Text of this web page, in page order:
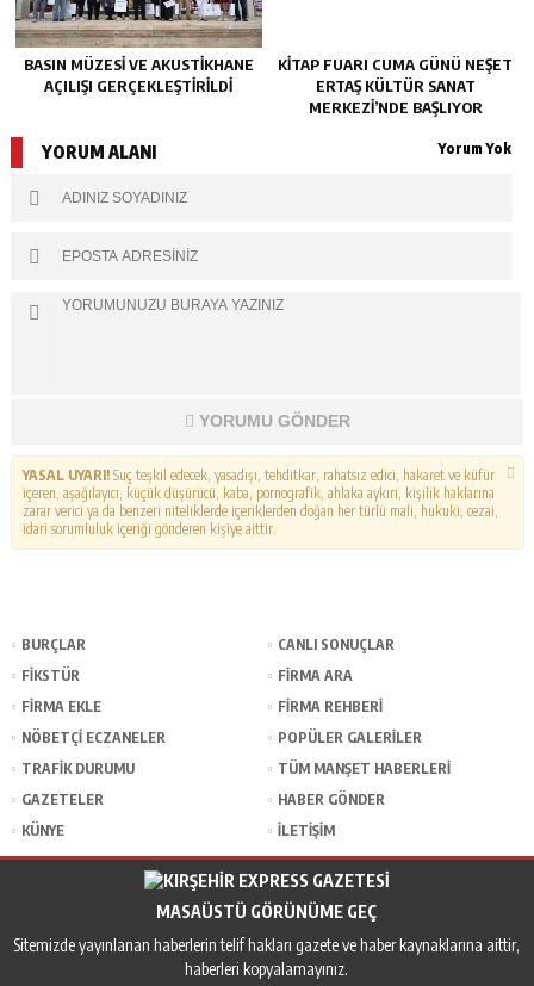
BASIN MÜZESİ VE AKUSTİKHANE
AÇILIŞI GERÇEKLEŞTİRİLDİ
KİTAP FUARI CUMA GÜNÜ NEŞET
ERTAŞ KÜLTÜR SANAT
MERKEZİ’NDE BAŞLIYOR
YORUM ALANI Yorum Yok
YORUMU GÖNDER
YASAL UYARI!Suç teşkil edecek, yasadışı, tehditkar, rahatsız edici, hakaret ve küfür
içeren, aşağılayıcı, küçük düşürücü, kaba, pornografik, ahlaka aykırı, kişilik haklarına
zarar verici ya da benzeri niteliklerde içeriklerden doğan her türlü mali, hukuki, cezai,
idari sorumluluk içeriği gönderen kişiye aittir.
BURÇLAR
CANLI SONUÇLAR
FİKSTÜR
FİRMA ARA
FİRMA EKLE
FİRMA REHBERİ
NÖBETÇİ ECZANELER
POPÜLER GALERİLER
TRAFİK DURUMU
TÜM MANŞET HABERLERİ
GAZETELER
HABER GÖNDER
KÜNYE
İLETİŞİM
MASAÜSTÜ GÖRÜNÜME GEÇ
Sitemizde yayınlanan haberlerin telif hakları gazete ve haber kaynaklarına aittir,
haberleri kopyalamayınız.